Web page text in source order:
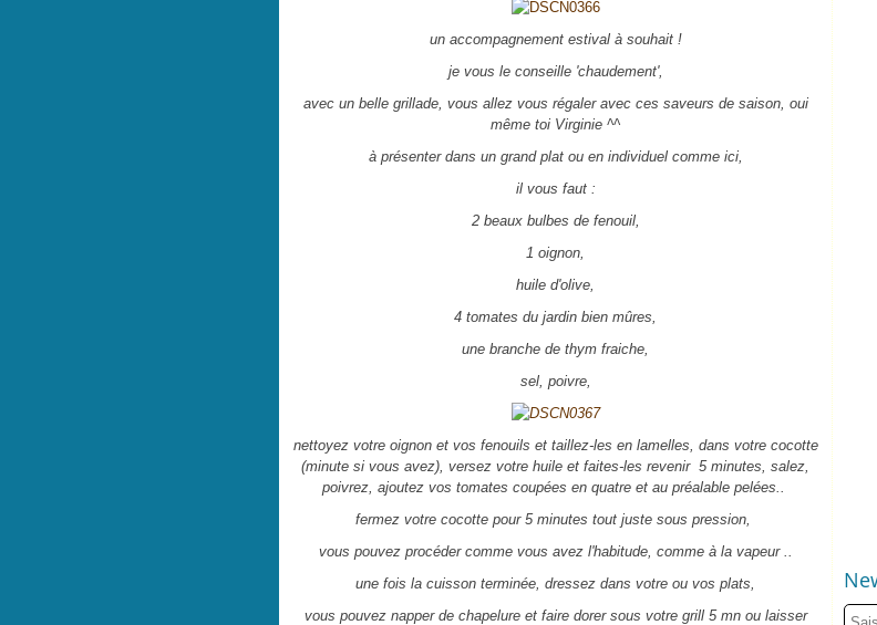
un accompagnement estival à souhait !
je vous le conseille 'chaudement',
avec un belle grillade, vous allez vous régaler avec ces saveurs de saison, oui
même toi Virginie ^^
à présenter dans un grand plat ou en individuel comme ici,
il vous faut :
2 beaux bulbes de fenouil,
1 oignon,
huile d'olive,
4 tomates du jardin bien mûres,
une branche de thym fraiche,
sel, poivre,
nettoyez votre oignon et vos fenouils et taillez-les en lamelles, dans votre cocotte
(minute si vous avez), versez votre huile et faites-les revenir 5 minutes, salez,
poivrez, ajoutez vos tomates coupées en quatre et au préalable pelées..
fermez votre cocotte pour 5 minutes tout juste sous pression,
vous pouvez procéder comme vous avez l'habitude, comme à la vapeur ..
une fois la cuisson terminée, dressez dans votre ou vos plats,
vous pouvez napper de chapelure et faire dorer sous votre grill 5 mn ou laisser